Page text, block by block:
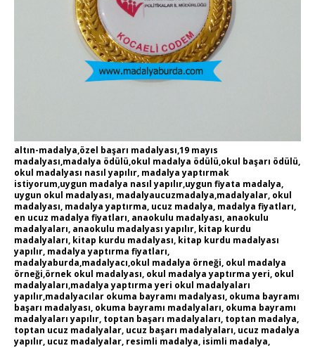
altın-madalya,özel başarı madalyası,19 mayıs
madalyası,madalya ödülü,okul madalya ödülü,okul başarı ödülü,
okul madalyası nasıl yapılır, madalya yaptırmak
istiyorum,uygun madalya nasıl yapılır,uygun fiyata madalya,
uygun okul madalyası, madalyaucuzmadalya,madalyalar, okul
madalyası, madalya yaptırma, ucuz madalya, madalya fiyatları,
en ucuz madalya fiyatları, anaokulu madalyası, anaokulu
madalyaları, anaokulu madalyası yapılır, kitap kurdu
madalyaları, kitap kurdu madalyası, kitap kurdu madalyası
yapılır, madalya yaptırma fiyatları,
madalyaburda,madalyacı,okul madalya örneği, okul madalya
örneği,örnek okul madalyası, okul madalya yaptırma yeri, okul
madalyaları,madalya yaptırma yeri okul madalyaları
yapılır,madalyacılar okuma bayramı madalyası, okuma bayramı
başarı madalyası, okuma bayramı madalyaları, okuma bayramı
madalyaları yapılır, toptan başarı madalyaları, toptan madalya,
toptan ucuz madalyalar, ucuz başarı madalyaları, ucuz madalya
yapılır, ucuz madalyalar, resimli madalya, isimli madalya,